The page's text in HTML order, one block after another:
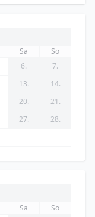
Sa
So
6.
7.
13.
14.
20.
21.
27.
28.
Sa
So